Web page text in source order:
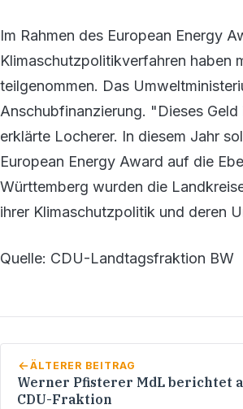
Im Rahmen des European Energy
Klimaschutzpolitikverfahren haben
teilgenommen. Das
Anschubfinanzierung. "Dieses
erklärte Locherer. In diesem Jahr
European Energy Award auf die
Württemberg wurden die
ihrer Klimaschutzpolitik und deren
Quelle: CDU-Landtagsfraktion BW
ÄLTERER BEITRAG
Werner Pfisterer MdL berichtet
CDU-Fraktion